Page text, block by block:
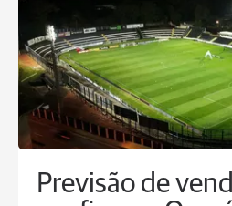
Previsão de